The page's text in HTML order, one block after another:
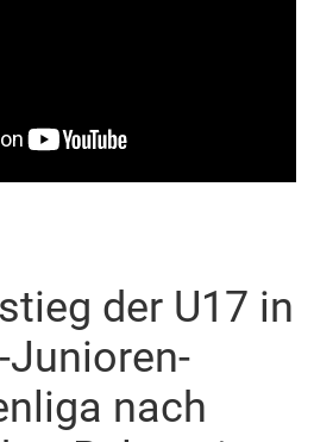
der U17 in
Junioren-
nach